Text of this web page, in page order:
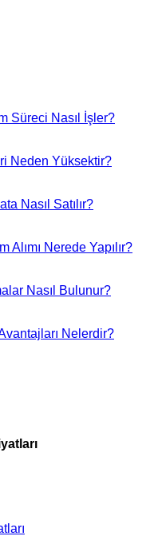
Süreci Nasıl İşler?
Neden Yüksektir?
Nasıl Satılır?
Alımı Nerede Yapılır?
Nasıl Bulunur?
Nelerdir?